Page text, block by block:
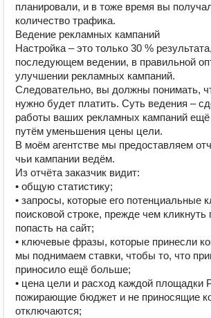
планировали, и в тоже время вы
количество трафика.
Ведение рекламных кампаний
Настройка – это только 30 %
последующем ведении, в правильной
улучшении рекламных кампаний.
Следовательно, вы должны понимать,
нужно будет платить. Суть ведения –
работы ваших рекламных кампаний
путём уменьшения цены цели.
В моём агентстве мы предоставляем
чьи кампании ведём.
Из отчёта заказчик видит:
• общую статистику;
• запросы, которые его потенциальные
поисковой строке, прежде чем
попасть на сайт;
• ключевые фразы, которые принесли
мы поднимаем ставки, чтобы то, что
приносило ещё больше;
• цена цели и расход каждой
пожирающие бюджет и не приносящие
отключаются;